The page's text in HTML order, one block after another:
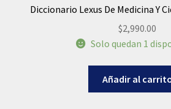
Diccionario Lexus De Medicina Y
$2,990.00
Solo quedan 1
Añadir al